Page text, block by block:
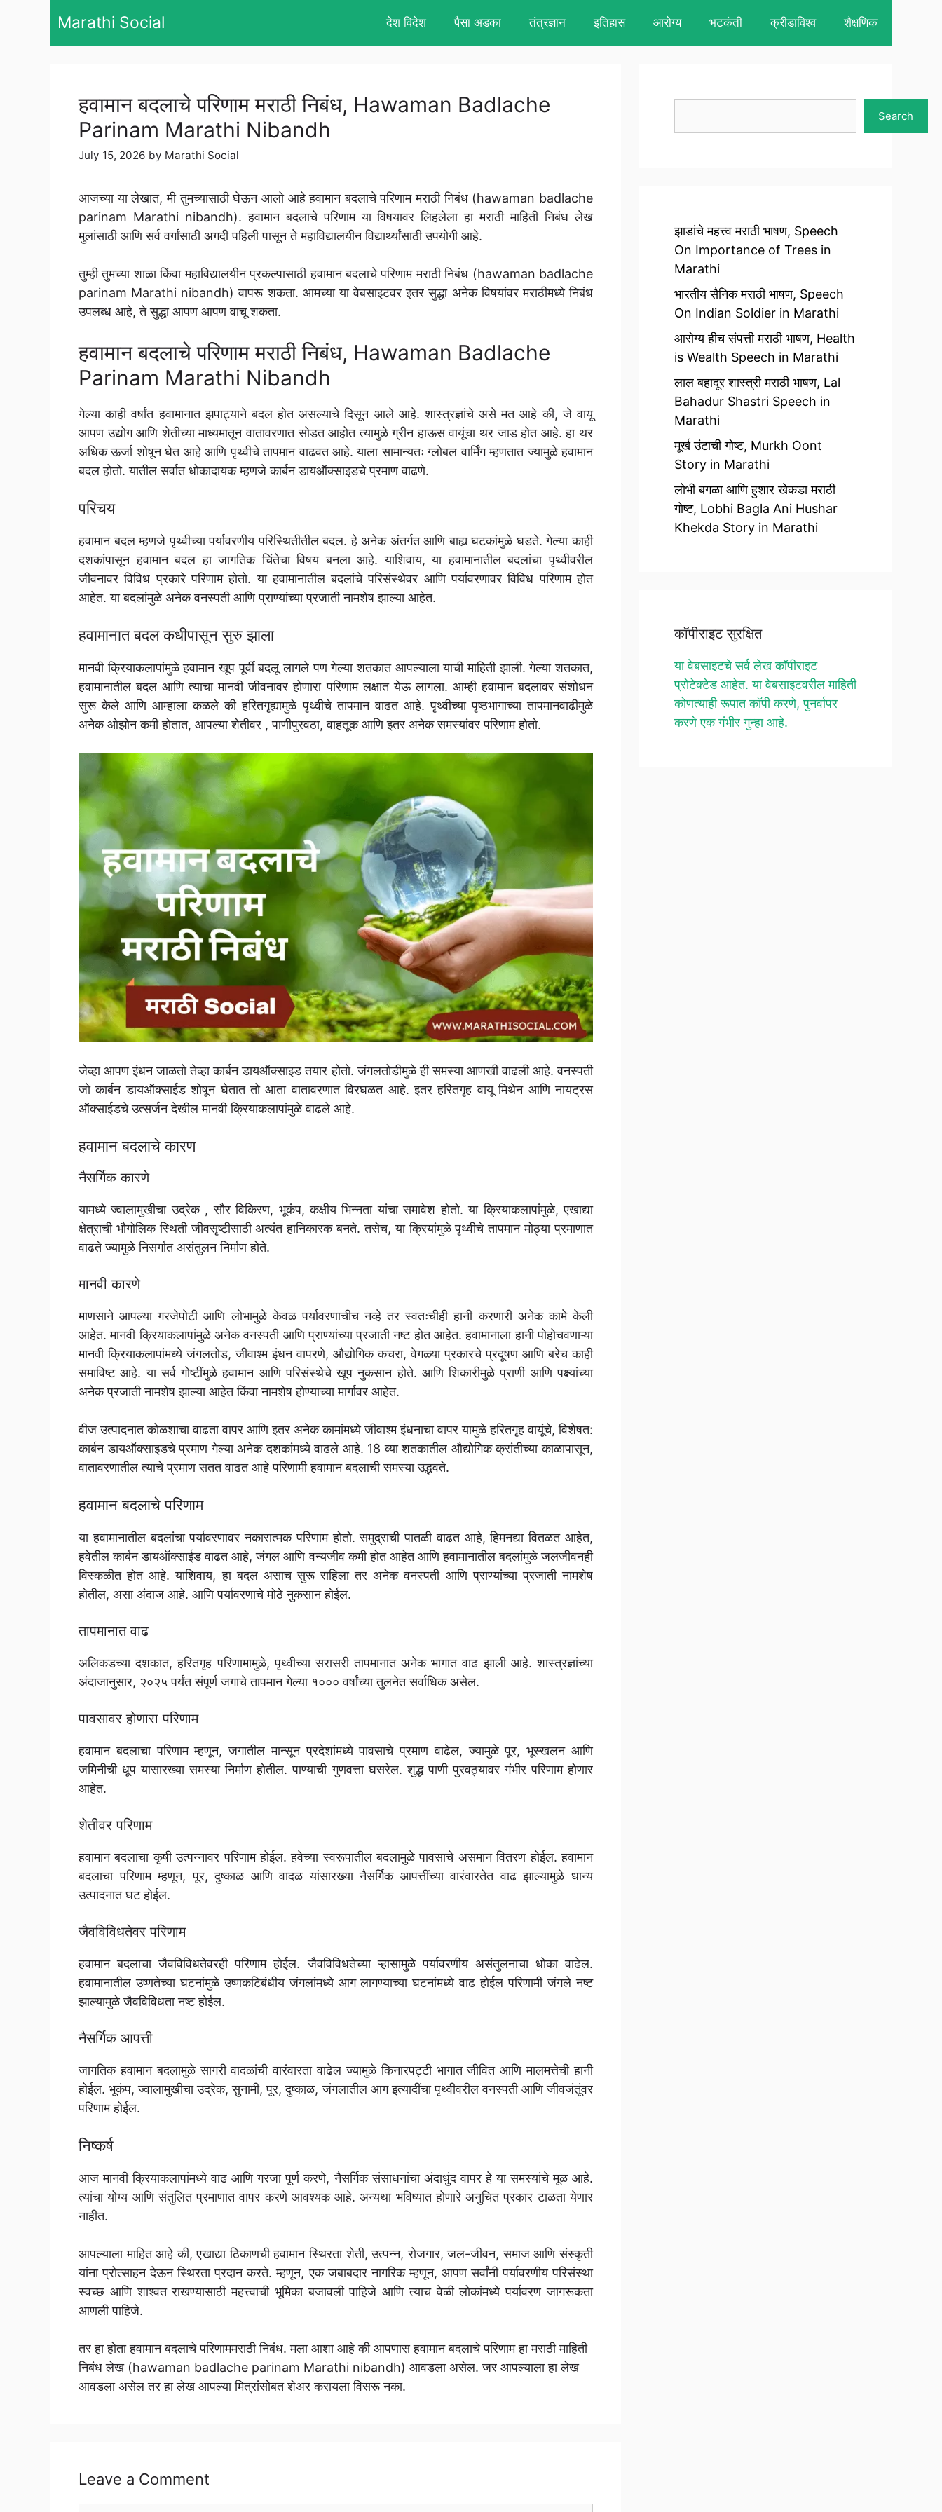
Marathi Social देश विदेश पैसा अडका तंत्रज्ञान इतिहास आरोग्य भटकंती क्रीडाविश्व शैक्षणिक
हवामान बदलाचे परिणाम मराठी निबंध, Hawaman Badlache
Parinam Marathi Nibandh
July 15, 2026 by Marathi Social
आजच्या या लेखात, मी तुमच्यासाठी घेऊन आलो आहे हवामान बदलाचे परिणाम मराठी निबंध (hawaman badlache
parinam Marathi nibandh). हवामान बदलाचे परिणाम या विषयावर लिहलेला हा मराठी माहिती निबंध लेख
मुलांसाठी आणि सर्व वर्गांसाठी अगदी पहिली पासून ते महाविद्यालयीन विद्यार्थ्यांसाठी उपयोगी आहे.
तुम्ही तुमच्या शाळा किंवा महाविद्यालयीन प्रकल्पासाठी हवामान बदलाचे परिणाम मराठी निबंध (hawaman badlache
parinam Marathi nibandh) वापरू शकता. आमच्या या वेबसाइटवर इतर सुद्धा अनेक विषयांवर मराठीमध्ये निबंध
उपलब्ध आहे, ते सुद्धा आपण आपण वाचू शकता.
हवामान बदलाचे परिणाम मराठी निबंध, Hawaman Badlache
Parinam Marathi Nibandh
गेल्या काही वर्षांत हवामानात झपाट्याने बदल होत असल्याचे दिसून आले आहे. शास्त्रज्ञांचे असे मत आहे की, जे वायू
आपण उद्योग आणि शेतीच्या माध्यमातून वातावरणात सोडत आहोत त्यामुळे ग्रीन हाऊस वायूंचा थर जाड होत आहे. हा थर
अधिक ऊर्जा शोषून घेत आहे आणि पृथ्वीचे तापमान वाढवत आहे. याला सामान्यतः ग्लोबल वार्मिंग म्हणतात ज्यामुळे हवामान
बदल होतो. यातील सर्वात धोकादायक म्हणजे कार्बन डायऑक्साइडचे प्रमाण वाढणे.
परिचय
हवामान बदल म्हणजे पृथ्वीच्या पर्यावरणीय परिस्थितीतील बदल. हे अनेक अंतर्गत आणि बाह्य घटकांमुळे घडते. गेल्या काही
दशकांपासून हवामान बदल हा जागतिक चिंतेचा विषय बनला आहे. याशिवाय, या हवामानातील बदलांचा पृथ्वीवरील
जीवनावर विविध प्रकारे परिणाम होतो. या हवामानातील बदलांचे परिसंस्थेवर आणि पर्यावरणावर विविध परिणाम होत
आहेत. या बदलांमुळे अनेक वनस्पती आणि प्राण्यांच्या प्रजाती नामशेष झाल्या आहेत.
हवामानात बदल कधीपासून सुरु झाला
मानवी क्रियाकलापांमुळे हवामान खूप पूर्वी बदलू लागले पण गेल्या शतकात आपल्याला याची माहिती झाली. गेल्या शतकात,
हवामानातील बदल आणि त्याचा मानवी जीवनावर होणारा परिणाम लक्षात येऊ लागला. आम्ही हवामान बदलावर संशोधन
सुरू केले आणि आम्हाला कळले की हरितगृह्यामुळे पृथ्वीचे तापमान वाढत आहे. पृथ्वीच्या पृष्ठभागाच्या तापमानवाढीमुळे
अनेक ओझोन कमी होतात, आपल्या शेतीवर , पाणीपुरवठा, वाहतूक आणि इतर अनेक समस्यांवर परिणाम होतो.
जेव्हा आपण इंधन जाळतो तेव्हा कार्बन डायऑक्साइड तयार होतो. जंगलतोडीमुळे ही समस्या आणखी वाढली आहे. वनस्पती
जो कार्बन डायऑक्साईड शोषून घेतात तो आता वातावरणात विरघळत आहे. इतर हरितगृह वायू मिथेन आणि नायट्रस
ऑक्साईडचे उत्सर्जन देखील मानवी क्रियाकलापांमुळे वाढले आहे.
हवामान बदलाचे कारण
नैसर्गिक कारणे
यामध्ये ज्वालामुखीचा उद्रेक , सौर विकिरण, भूकंप, कक्षीय भिन्नता यांचा समावेश होतो. या क्रियाकलापांमुळे, एखाद्या
क्षेत्राची भौगोलिक स्थिती जीवसृष्टीसाठी अत्यंत हानिकारक बनते. तसेच, या क्रियांमुळे पृथ्वीचे तापमान मोठ्या प्रमाणात
वाढते ज्यामुळे निसर्गात असंतुलन निर्माण होते.
मानवी कारणे
माणसाने आपल्या गरजेपोटी आणि लोभामुळे केवळ पर्यावरणाचीच नव्हे तर स्वतःचीही हानी करणारी अनेक कामे केली
आहेत. मानवी क्रियाकलापांमुळे अनेक वनस्पती आणि प्राण्यांच्या प्रजाती नष्ट होत आहेत. हवामानाला हानी पोहोचवणाऱ्या
मानवी क्रियाकलापांमध्ये जंगलतोड, जीवाश्म इंधन वापरणे, औद्योगिक कचरा, वेगळ्या प्रकारचे प्रदूषण आणि बरेच काही
समाविष्ट आहे. या सर्व गोष्टींमुळे हवामान आणि परिसंस्थेचे खूप नुकसान होते. आणि शिकारीमुळे प्राणी आणि पक्ष्यांच्या
अनेक प्रजाती नामशेष झाल्या आहेत किंवा नामशेष होण्याच्या मार्गावर आहेत.
वीज उत्पादनात कोळशाचा वाढता वापर आणि इतर अनेक कामांमध्ये जीवाश्म इंधनाचा वापर यामुळे हरितगृह वायूंचे, विशेषत:
कार्बन डायऑक्साइडचे प्रमाण गेल्या अनेक दशकांमध्ये वाढले आहे. 18 व्या शतकातील औद्योगिक क्रांतीच्या काळापासून,
वातावरणातील त्याचे प्रमाण सतत वाढत आहे परिणामी हवामान बदलाची समस्या उद्भवते.
हवामान बदलाचे परिणाम
या हवामानातील बदलांचा पर्यावरणावर नकारात्मक परिणाम होतो. समुद्राची पातळी वाढत आहे, हिमनद्या वितळत आहेत,
हवेतील कार्बन डायऑक्साईड वाढत आहे, जंगल आणि वन्यजीव कमी होत आहेत आणि हवामानातील बदलांमुळे जलजीवनही
विस्कळीत होत आहे. याशिवाय, हा बदल असाच सुरू राहिला तर अनेक वनस्पती आणि प्राण्यांच्या प्रजाती नामशेष
होतील, असा अंदाज आहे. आणि पर्यावरणाचे मोठे नुकसान होईल.
तापमानात वाढ
अलिकडच्या दशकात, हरितगृह परिणामामुळे, पृथ्वीच्या सरासरी तापमानात अनेक भागात वाढ झाली आहे. शास्त्रज्ञांच्या
अंदाजानुसार, २०२५ पर्यंत संपूर्ण जगाचे तापमान गेल्या १००० वर्षांच्या तुलनेत सर्वाधिक असेल.
पावसावर होणारा परिणाम
हवामान बदलाचा परिणाम म्हणून, जगातील मान्सून प्रदेशांमध्ये पावसाचे प्रमाण वाढेल, ज्यामुळे पूर, भूस्खलन आणि
जमिनीची धूप यासारख्या समस्या निर्माण होतील. पाण्याची गुणवत्ता घसरेल. शुद्ध पाणी पुरवठ्यावर गंभीर परिणाम होणार
आहेत.
शेतीवर परिणाम
हवामान बदलाचा कृषी उत्पन्नावर परिणाम होईल. हवेच्या स्वरूपातील बदलामुळे पावसाचे असमान वितरण होईल. हवामान
बदलाचा परिणाम म्हणून, पूर, दुष्काळ आणि वादळ यांसारख्या नैसर्गिक आपत्तींच्या वारंवारतेत वाढ झाल्यामुळे धान्य
उत्पादनात घट होईल.
जैवविविधतेवर परिणाम
हवामान बदलाचा जैवविविधतेवरही परिणाम होईल. जैवविविधतेच्या ऱ्हासामुळे पर्यावरणीय असंतुलनाचा धोका वाढेल.
हवामानातील उष्णतेच्या घटनांमुळे उष्णकटिबंधीय जंगलांमध्ये आग लागण्याच्या घटनांमध्ये वाढ होईल परिणामी जंगले नष्ट
झाल्यामुळे जैवविविधता नष्ट होईल.
नैसर्गिक आपत्ती
जागतिक हवामान बदलामुळे सागरी वादळांची वारंवारता वाढेल ज्यामुळे किनारपट्टी भागात जीवित आणि मालमत्तेची हानी
होईल. भूकंप, ज्वालामुखीचा उद्रेक, सुनामी, पूर, दुष्काळ, जंगलातील आग इत्यादींचा पृथ्वीवरील वनस्पती आणि जीवजंतूंवर
परिणाम होईल.
निष्कर्ष
आज मानवी क्रियाकलापांमध्ये वाढ आणि गरजा पूर्ण करणे, नैसर्गिक संसाधनांचा अंदाधुंद वापर हे या समस्यांचे मूळ आहे.
त्यांचा योग्य आणि संतुलित प्रमाणात वापर करणे आवश्यक आहे. अन्यथा भविष्यात होणारे अनुचित प्रकार टाळता येणार
नाहीत.
आपल्याला माहित आहे की, एखाद्या ठिकाणची हवामान स्थिरता शेती, उत्पन्न, रोजगार, जल-जीवन, समाज आणि संस्कृती
यांना प्रोत्साहन देऊन स्थिरता प्रदान करते. म्हणून, एक जबाबदार नागरिक म्हणून, आपण सर्वांनी पर्यावरणीय परिसंस्था
स्वच्छ आणि शाश्वत राखण्यासाठी महत्त्वाची भूमिका बजावली पाहिजे आणि त्याच वेळी लोकांमध्ये पर्यावरण जागरूकता
आणली पाहिजे.
तर हा होता हवामान बदलाचे परिणाममराठी निबंध. मला आशा आहे की आपणास हवामान बदलाचे परिणाम हा मराठी माहिती
निबंध लेख (hawaman badlache parinam Marathi nibandh) आवडला असेल. जर आपल्याला हा लेख
आवडला असेल तर हा लेख आपल्या मित्रांसोबत शेअर करायला विसरू नका.
Leave a Comment
Search
झाडांचे महत्त्व मराठी भाषण, Speech
On Importance of Trees in
Marathi
भारतीय सैनिक मराठी भाषण, Speech
On Indian Soldier in Marathi
आरोग्य हीच संपत्ती मराठी भाषण, Health
is Wealth Speech in Marathi
लाल बहादूर शास्त्री मराठी भाषण, Lal
Bahadur Shastri Speech in
Marathi
मूर्ख उंटाची गोष्ट, Murkh Oont
Story in Marathi
लोभी बगळा आणि हुशार खेकडा मराठी
गोष्ट, Lobhi Bagla Ani Hushar
Khekda Story in Marathi
कॉपीराइट सुरक्षित
या वेबसाइटचे सर्व लेख कॉपीराइट
प्रोटेक्टेड आहेत. या वेबसाइटवरील माहिती
कोणत्याही रूपात कॉपी करणे, पुनर्वापर
करणे एक गंभीर गुन्हा आहे.